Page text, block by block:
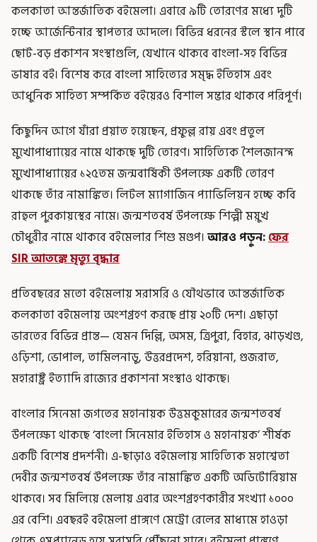
কলকাতা আন্তর্জাতিক বইমেলা। এবারে ৯টি তোরণের মধ্যে দুটি
হচ্ছে আর্জেন্টিনার স্থাপত্যর আদলে। বিভিন্ন ধরনের স্টলে স্থান পাবে
ছোট-বড় প্রকাশন সংস্থাগুলি, যেখানে থাকবে বাংলা-সহ বিভিন্ন
ভাষার বই। বিশেষ করে বাংলা সাহিত্যের সমৃদ্ধ ইতিহাস এবং
আধুনিক সাহিত্য সম্পর্কিত বইয়েরও বিশাল সম্ভার থাকবে পরিপূর্ণ।
কিছুদিন আগে যাঁরা প্রয়াত হয়েছেন, প্রফুল্ল রায় এবং প্রতুল
মুখোপাধ্যায়ের নামে থাকছে দুটি তোরণ। সাহিত্যিক শৈলজানন্দ
মুখোপাধ্যায়ের ১২৫তম জন্মবার্ষিকী উপলক্ষে একটি তোরণ
থাকছে তাঁর নামাঙ্কিত। লিটল ম্যাগাজিন প্যাভিলিয়ন হচ্ছে কবি
রাহুল পুরকায়স্থের নামে। জন্মশতবর্ষ উপলক্ষে শিল্পী ময়ুখ
চৌধুরীর নামে থাকবে বইমেলার শিশু মণ্ডপ।আরও পড়ুন:ফের
SIR আতঙ্কে মৃত্যু বৃদ্ধার
প্রতিবছরের মতো বইমেলায় সরাসরি ও যৌথভাবে আন্তর্জাতিক
কলকাতা বইমেলায় অংশগ্রহণ করছে প্রায় ২০টি দেশ। এছাড়া
ভারতের বিভিন্ন প্রান্ত— যেমন দিল্লি, অসম, ত্রিপুরা, বিহার, ঝাড়খণ্ড,
ওড়িশা, ভোপাল, তামিলনাডু, উত্তরপ্রদেশ, হরিয়ানা, গুজরাত,
মহারাষ্ট্র ইত্যাদি রাজ্যের প্রকাশনা সংস্থাও থাকছে।
বাংলার সিনেমা জগতের মহানায়ক উত্তমকুমারের জন্মশতবর্ষ
উপলক্ষ্যে থাকছে ‘বাংলা সিনেমার ইতিহাস ও মহানায়ক’ শীর্ষক
একটি বিশেষ প্রদর্শনী। এ-ছাড়াও বইমেলায় সাহিত্যিক মহাশ্বেতা
দেবীর জন্মশতবর্ষ উপলক্ষে তাঁর নামাঙ্কিত একটি অডিটোরিয়াম
থাকবে। সব মিলিয়ে মেলায় এবার অংশগ্রহণকারীর সংখ্যা ১০০০
এর বেশি। এবছরই বইমেলা প্রাঙ্গণে মেট্রো রেলের মাধ্যমে হাওড়া